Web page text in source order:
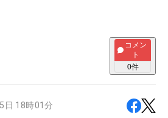
コメン
ト
0件
日 18時01分